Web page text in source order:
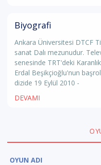
Biyografi
Ankara Üniversitesi DTCF
sanat Dalı mezunudur.
senesinde TRT'deki
Erdal Beşikçioğlu'nun
dizide 19 Eylül 2010 -
DEVAMI
OYUN ADI